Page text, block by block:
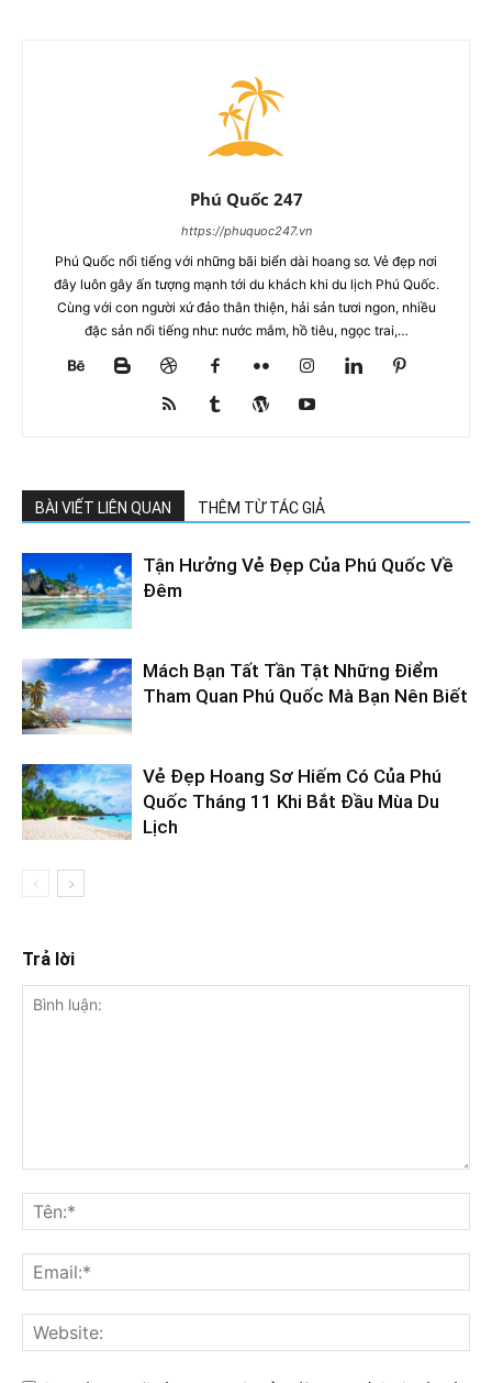
Phú Quốc 247
https://phuquoc247.vn
Phú Quốc nổi tiếng với những bãi biển dài hoang sơ. Vẻ đẹp nơi
đây luôn gây ấn tượng mạnh tới du khách khi du lịch Phú Quốc.
Cùng với con người xứ đảo thân thiện, hải sản tươi ngon, nhiều
đặc sản nổi tiếng như: nước mắm, hồ tiêu, ngọc trai,…
BÀI VIẾT LIÊN QUAN THÊM TỪ TÁC GIẢ
Tận Hưởng Vẻ Đẹp Của Phú Quốc Về
Đêm
Mách Bạn Tất Tần Tật Những Điểm
Tham Quan Phú Quốc Mà Bạn Nên Biết
Vẻ Đẹp Hoang Sơ Hiếm Có Của Phú
Quốc Tháng 11 Khi Bắt Đầu Mùa Du
Lịch
Trả lời